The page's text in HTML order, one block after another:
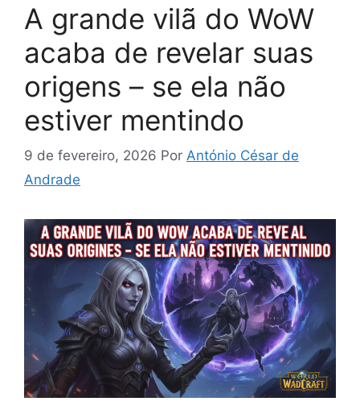
A grande vilã do WoW
acaba de revelar suas
origens – se ela não
estiver mentindo
9 de fevereiro, 2026 Por António César de
Andrade